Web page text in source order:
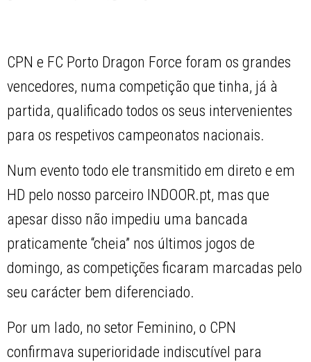
CPN e FC Porto Dragon Force foram os grandes
vencedores, numa competição que tinha, já à
partida, qualificado todos os seus intervenientes
para os respetivos campeonatos nacionais.
Num evento todo ele transmitido em direto e em
HD pelo nosso parceiro INDOOR.pt, mas que
apesar disso não impediu uma bancada
praticamente “cheia” nos últimos jogos de
domingo, as competições ficaram marcadas pelo
seu carácter bem diferenciado.
Por um lado, no setor Feminino, o CPN
confirmava superioridade indiscutível para